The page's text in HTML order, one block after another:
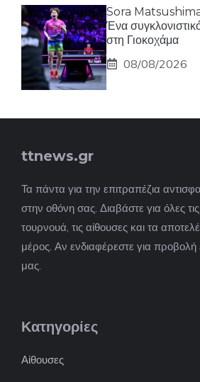
Sora
Ένα
στη Γιοκοχάμα
08/08/2026
ttnews.gr
Τα πάντα για την επιτραπέζια
στην οθόνη σας. Διαβάστε για όλες
τουρνουά, τις αίθουσες και τα
μέρος. Αν ενδιαφέρεστε για προβολή
μας.
Κατηγορίες
Αίθουσες